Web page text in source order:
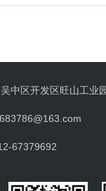
中区开发区旺山工业
67379692